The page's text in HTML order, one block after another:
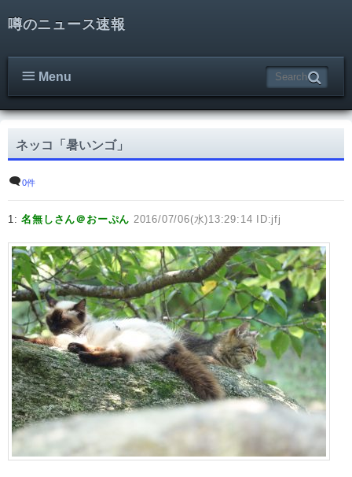
噂のニュース速報
Menu
ネッコ「暑いンゴ」
0件
1:名無しさん＠おーぷん 2016/07/06(水)13:29:14 ID:jfj